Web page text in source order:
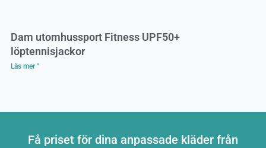
Dam utomhussport Fitness UPF50+
löptennisjackor
Läs mer "
Få priset för dina anpassade kläder från